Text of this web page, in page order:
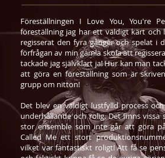
Föreställningen I Love You, You're
föreställning jag har ett väldigt kärt och
regisserat den fyra gånger och spelat i
förfrågan av min gamla skola att
tackade jag självklart ja! Hur kan man
att göra en föreställning som är
grupp om nitton!
Det blev en väldigt lustfylld process
underhållande och rolig. Det finns vissa
stor ensemble som inte går att göra
Called Me ett stort
vilket var fantastiskt roligt! Att få se